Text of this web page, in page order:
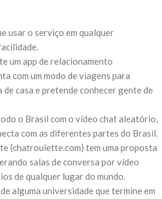
usar o serviço em qualquer
um app de relacionamento
com um modo de viagens para
casa e pretende conhecer gente de
o Brasil com o vídeo chat aleatório,
com as diferentes partes do Brasil.
(chatroulette.com) tem uma proposta
salas de conversa por vídeo
de qualquer lugar do mundo.
alguma universidade que termine em